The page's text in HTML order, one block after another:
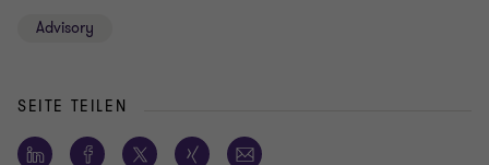
Advisory
SEITE TEILEN